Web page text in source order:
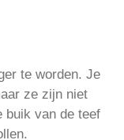
te worden. Je
ze zijn niet
buik van de teef